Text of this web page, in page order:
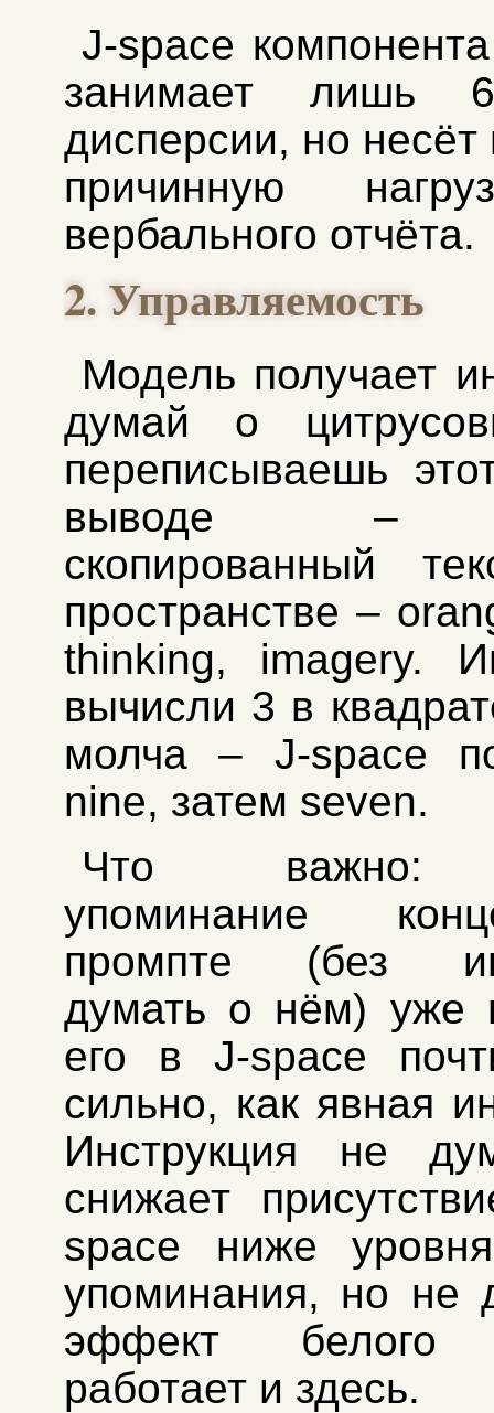
J-space
занимает лишь
дисперсии, но несёт
причинную
вербального отчёта.
2. Управляемость
Модель получает
думай о
переписываешь
выводе –
скопированный
пространстве –
thinking, imagery.
вычисли 3 в
молча – J-space
nine, затем seven.
Что важно:
упоминание
промпте (без
думать о нём) уже
его в J-space
сильно, как явная
Инструкция не
снижает
space ниже
упоминания, но не
эффект белого
работает и здесь.